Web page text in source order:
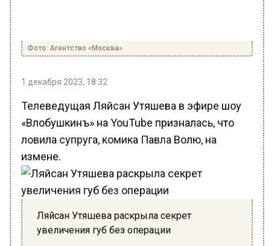
Фото: Агентство «Москва»
1 декабря 2023, 18:32
Телеведущая Ляйсан Утяшева в эфире шоу
«Влобушкинъ» на YouTube призналась, что
ловила супруга, комика Павла Волю, на
измене.
Ляйсан Утяшева раскрыла секрет
увеличения губ без операции